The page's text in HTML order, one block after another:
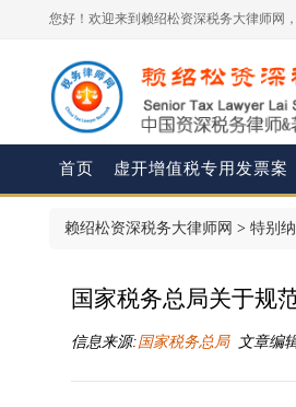
您好！欢迎来到赖绍松资深税务大律师网
首页 虚开增值税专用发票案
赖绍松资深税务大律师网 > 特别
国家税务总局关于规
信息来源:国家税务总局文章编